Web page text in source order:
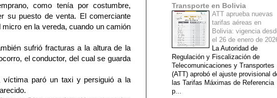
como tenía por costumbre,
su puesto de venta. El comerciante
micro en la vereda, cuando un camión
sufrió fracturas a la altura de la
el conductor, del cual se guarda
víctima paró un taxi y persiguió a la
Transporte en Bolivia
ATT aprueba nuevas
tarifas aéreas en
Bolivia: vigencia
el 26 de enero de
La Autoridad de
Regulación y Fiscalización de
Telecomunicaciones y Transportes
(ATT) aprobó el ajuste provisional
las Tarifas Máximas de Referencia
p...